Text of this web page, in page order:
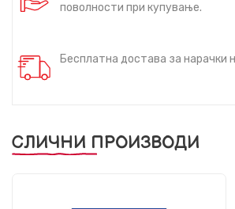
поволности при купување.
Бесплатна достава за нарачки
СЛИЧНИ ПРОИЗВОДИ